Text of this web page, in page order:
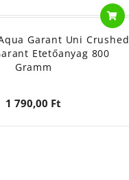
Garant Uni Crushed
Etetőanyag 800
Gramm
1 790,00 Ft